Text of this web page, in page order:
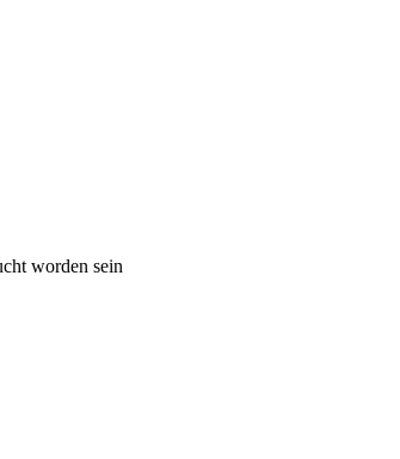
worden sein